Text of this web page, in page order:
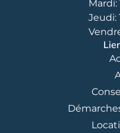
Mardi:
Jeudi: